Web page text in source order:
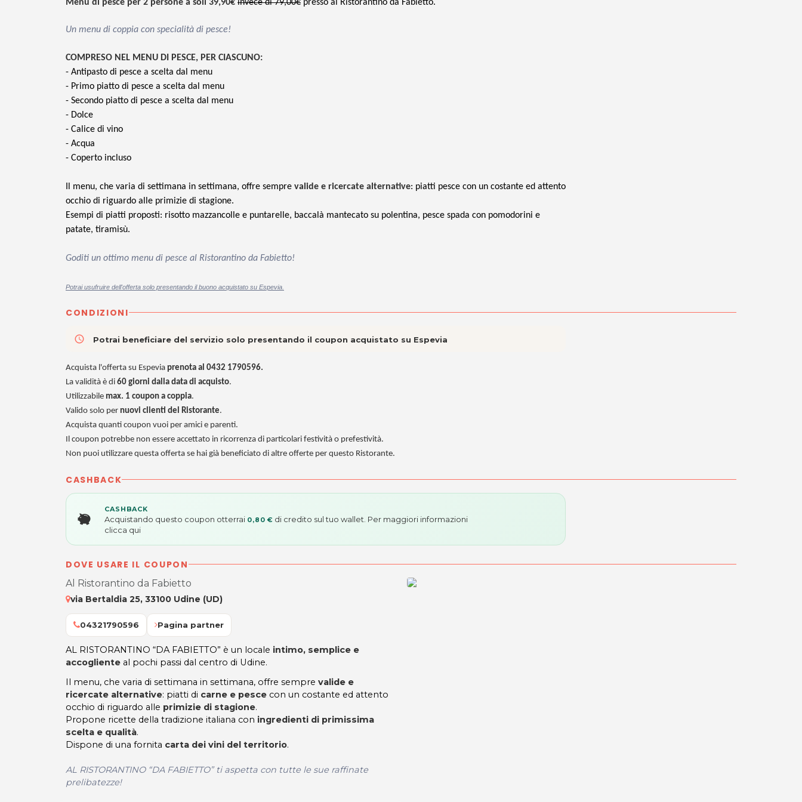
Menu di pesce per 2 persone a soli 39,90€ invece di 79,00€ presso al Ristorantino da Fabietto.
Un menu di coppia con specialità di pesce!
COMPRESO NEL MENU DI PESCE, PER CIASCUNO:
- Antipasto di pesce a scelta dal menu
- Primo piatto di pesce a scelta dal menu
- Secondo piatto di pesce a scelta dal menu
- Dolce
- Calice di vino
- Acqua
- Coperto incluso
Il menu, che varia di settimana in settimana, offre sempre valide e ricercate alternative: piatti pesce con un costante ed attento
occhio di riguardo alle primizie di stagione.
Esempi di piatti proposti: risotto mazzancolle e puntarelle, baccalà mantecato su polentina, pesce spada con pomodorini e
patate, tiramisù.
Goditi un ottimo menu di pesce al Ristorantino da Fabietto!
Potrai usufruire dell'offerta solo presentando il buono acquistato su Espevia.
CONDIZIONI
access_time Potrai beneficiare del servizio solo presentando il coupon acquistato su Espevia
Acquista l'offerta su Espevia prenota al 0432 1790596.
La validità è di 60 giorni dalla data di acquisto.
Utilizzabile max. 1 coupon a coppia.
Valido solo per nuovi clienti del Ristorante.
Acquista quanti coupon vuoi per amici e parenti.
Il coupon potrebbe non essere accettato in ricorrenza di particolari festività o prefestività.
Non puoi utilizzare questa offerta se hai già beneficiato di altre offerte per questo Ristorante.
CASHBACK
CASHBACK
Acquistando questo coupon otterrai 0,80 € di credito sul tuo wallet. Per maggiori informazioni
clicca qui
DOVE USARE IL COUPON
Al Ristorantino da Fabietto
via Bertaldia 25, 33100 Udine (UD)
04321790596 Pagina partner
AL RISTORANTINO “DA FABIETTO” è un locale intimo, semplice e
accogliente al pochi passi dal centro di Udine.
Il menu, che varia di settimana in settimana, offre sempre valide e
ricercate alternative: piatti di carne e pesce con un costante ed attento
occhio di riguardo alle primizie di stagione.
Propone ricette della tradizione italiana con ingredienti di primissima
scelta e qualità.
Dispone di una fornita carta dei vini del territorio.
AL RISTORANTINO “DA FABIETTO” ti aspetta con tutte le sue raffinate
prelibatezze!